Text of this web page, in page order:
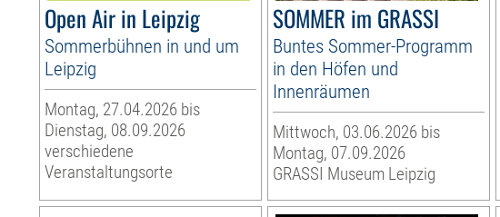
Open Air in Leipzig
Sommerbühnen in und um
Leipzig
Montag, 27.04.2026 bis
Dienstag, 08.09.2026
verschiedene
Veranstaltungsorte
SOMMER im GRASSI
Buntes Sommer-Programm
in den Höfen und
Innenräumen
Mittwoch, 03.06.2026 bis
Montag, 07.09.2026
GRASSI Museum Leipzig